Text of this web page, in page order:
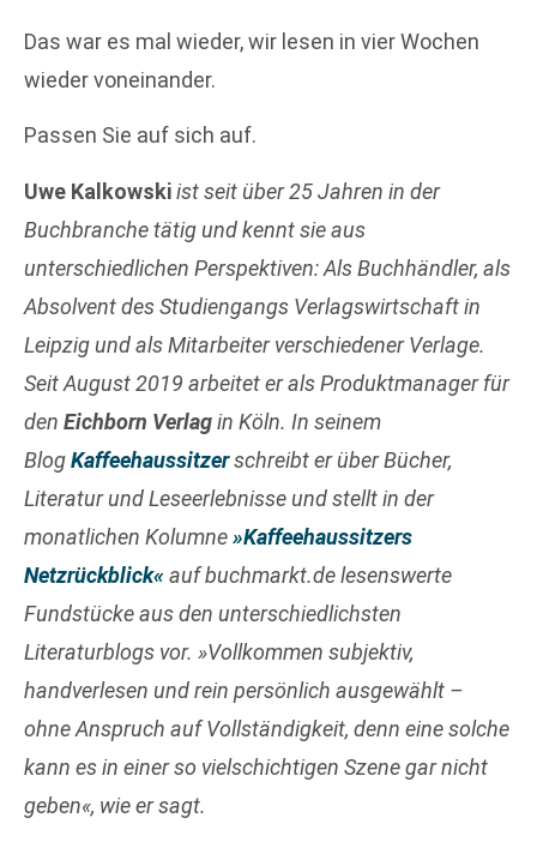
Das war es mal wieder, wir lesen in vier Wochen
wieder voneinander.
Passen Sie auf sich auf.
Uwe Kalkowskiist seit über 25 Jahren in der
Buchbranche tätig und kennt sie aus
unterschiedlichen Perspektiven: Als Buchhändler, als
Absolvent des Studiengangs Verlagswirtschaft in
Leipzig und als Mitarbeiter verschiedener Verlage.
Seit August 2019 arbeitet er als Produktmanager für
den Eichborn Verlagin Köln. In seinem
BlogKaffeehaussitzerschreibt er über Bücher,
Literatur und Leseerlebnisse und stellt in der
monatlichen Kolumne»Kaffeehaussitzers
Netzrückblick«auf buchmarkt.de lesenswerte
Fundstücke aus den unterschiedlichsten
Literaturblogs vor. »Vollkommen subjektiv,
handverlesen und rein persönlich ausgewählt –
ohne Anspruch auf Vollständigkeit, denn eine solche
kann es in einer so vielschichtigen Szene gar nicht
geben«, wie er sagt.